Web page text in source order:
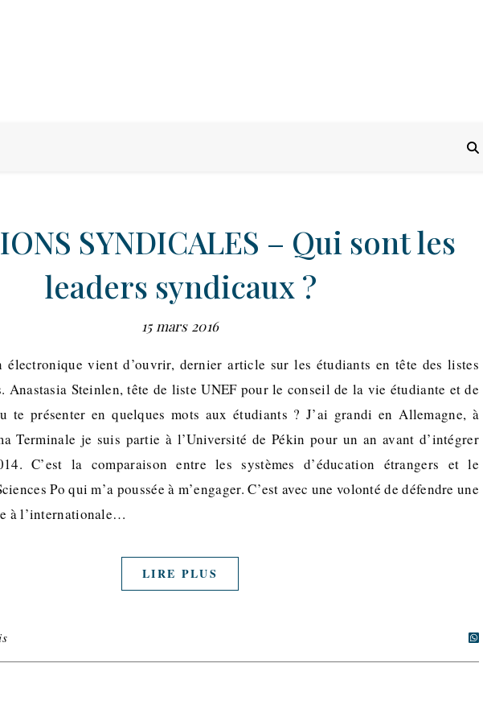
SYNDICALES – Qui sont les
leaders syndicaux ?
15 mars 2016
vient d’ouvrir, dernier article sur les étudiants en tête des listes
Anastasia Steinlen, tête de liste UNEF pour le conseil de la vie étudiante et de
te présenter en quelques mots aux étudiants ? J’ai grandi en Allemagne, à
Terminale je suis partie à l’Université de Pékin pour un an avant d’intégrer
C’est la comparaison entre les systèmes d’éducation étrangers et le
Po qui m’a poussée à m’engager. C’est avec une volonté de défendre une
à l’internationale…
LIRE PLUS